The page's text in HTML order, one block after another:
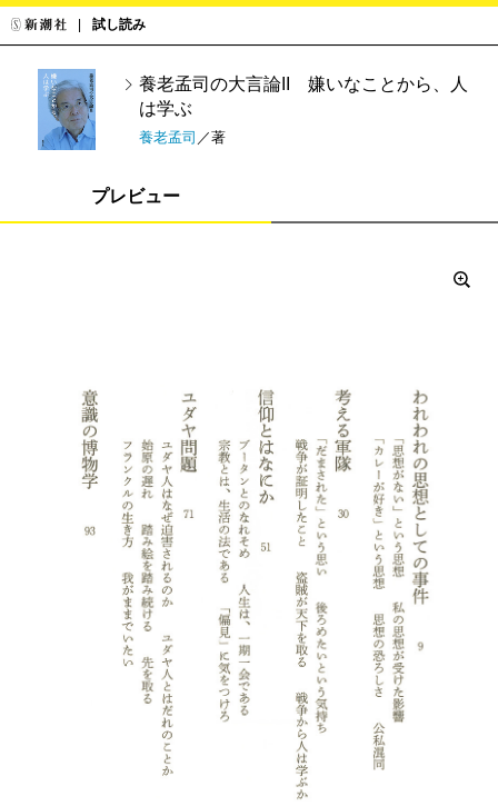
試し読み
養老孟司の大言論II 嫌いなことから、人
は学ぶ
養老孟司 ／著
プレビュー